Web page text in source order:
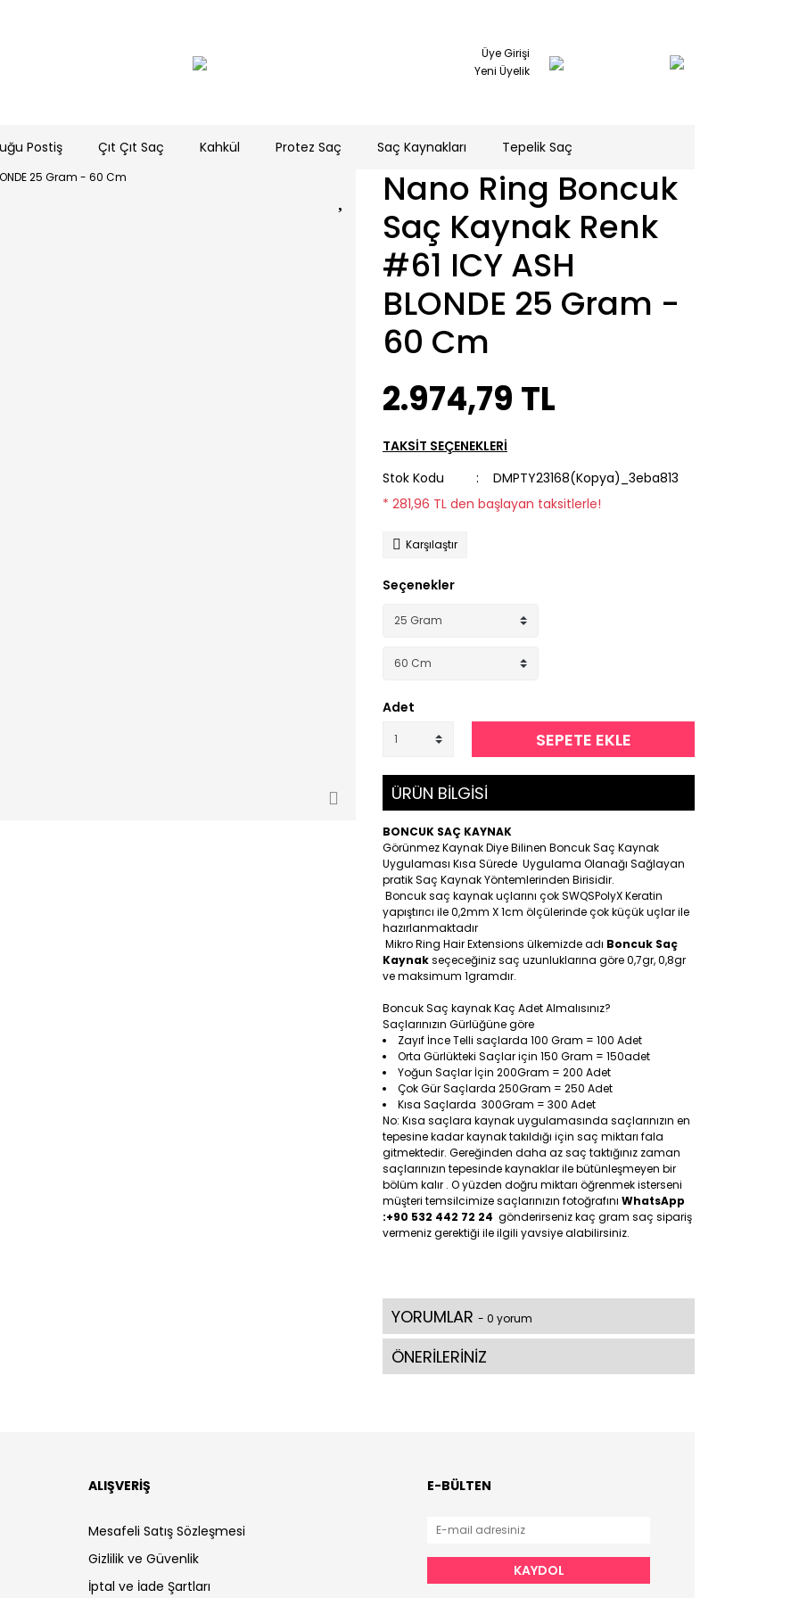
Üye Girişi
Yeni Üyelik
Postiş Çıt Çıt Saç Kahkül Protez Saç Saç Kaynakları Tepelik Saç
Nano Ring Boncuk
Saç Kaynak Renk
#61 ICY ASH
BLONDE 25 Gram -
60 Cm
2.974,79 TL
TAKSİT SEÇENEKLERİ
Stok Kodu
DMPTY23168(Kopya)_3eba813
* 281,96 TL den başlayan taksitlerle!
Karşılaştır
Seçenekler
Adet
SEPETE EKLE
ÜRÜN BİLGİSİ
BONCUK SAÇ KAYNAK
Görünmez Kaynak Diye Bilinen Boncuk Saç Kaynak
Uygulaması Kısa Sürede Uygulama Olanağı Sağlayan
pratik Saç Kaynak Yöntemlerinden Birisidir.
Boncuk saç kaynak uçlarını çok SWQSPolyX Keratin
yapıştırıcı ile 0,2mm X 1cm ölçülerinde çok küçük uçlar ile
hazırlanmaktadır
Mikro Ring Hair Extensions ülkemizde adı Boncuk Saç
Kaynakseçeceğiniz saç uzunluklarına göre 0,7gr, 0,8gr
ve maksimum 1gramdır.
Boncuk Saç kaynak Kaç Adet Almalısınız?
Saçlarınızın Gürlüğüne göre
Zayıf İnce Telli saçlarda 100 Gram = 100 Adet
Orta Gürlükteki Saçlar için 150 Gram = 150adet
Yoğun Saçlar İçin 200Gram = 200 Adet
Çok Gür Saçlarda 250Gram = 250 Adet
Kısa Saçlarda 300Gram = 300 Adet
No: Kısa saçlara kaynak uygulamasında saçlarınızın en
tepesine kadar kaynak takıldığı için saç miktarı fala
gitmektedir. Gereğinden daha az saç taktığınız zaman
saçlarınızın tepesinde kaynaklar ile bütünleşmeyen bir
bölüm kalır . O yüzden doğru miktarı öğrenmek isterseni
müşteri temsilcimize saçlarınızın fotoğrafını WhatsApp
:+90 532 442 72 24 gönderirseniz kaç gram saç sipariş
vermeniz gerektiği ile ilgili yavsiye alabilirsiniz.
YORUMLAR - 0 yorum
ÖNERİLERİNİZ
ALIŞVERİŞ
Mesafeli Satış Sözleşmesi
Gizlilik ve Güvenlik
İptal ve İade Şartları
E-BÜLTEN
KAYDOL